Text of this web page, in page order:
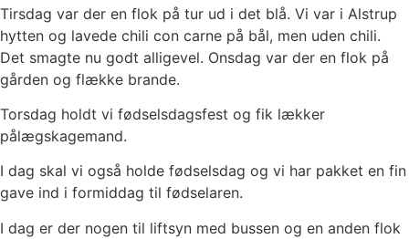
Tirsdag var der en flok på tur ud i det blå. Vi var i Alstrup
hytten og lavede chili con carne på bål, men uden chili.
Det smagte nu godt alligevel. Onsdag var der en flok på
gården og flække brande.
Torsdag holdt vi fødselsdagsfest og fik lækker
pålægskagemand.
I dag skal vi også holde fødselsdag og vi har pakket en fin
gave ind i formiddag til fødselaren.
I dag er der nogen til liftsyn med bussen og en anden flok